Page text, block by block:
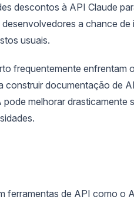
descontos à API Claude
a chance
usuais.
frequentemente enfrentam
construir documentação de
melhorar drasticamente
ferramentas de API como o